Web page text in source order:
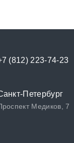
(812) 223-74-23
Петербург
Медиков, 7